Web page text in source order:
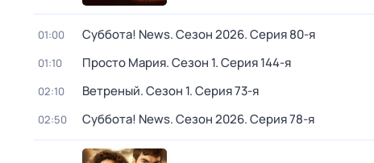
01:00 Суббота! News. Сезон 2026. Серия 80-я
01:10 Просто Мария. Сезон 1. Серия 144-я
02:10 Ветреный. Сезон 1. Серия 73-я
02:50 Суббота! News. Сезон 2026. Серия 78-я